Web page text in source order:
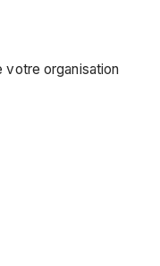
votre organisation